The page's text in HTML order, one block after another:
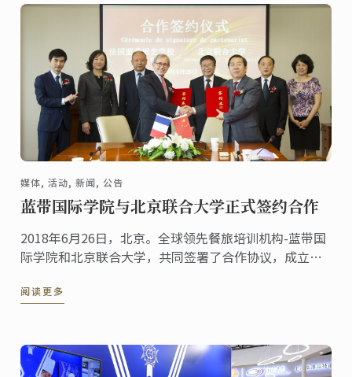
媒体, 活动, 新闻, 公告
蓝带国际学院与北京联合大学正式签约合作
2018年6月26日，北京。全球领先餐旅培训机构-蓝带国
际学院和北京联合大学，共同签署了合作协议，成立蓝
国高校厨艺餐旅教育将促进中国餐旅行业的整体发展。
阅读更多